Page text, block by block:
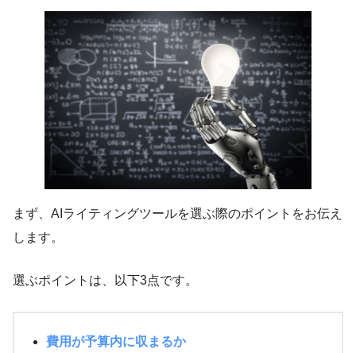
まず、AIライティングツールを選ぶ際のポイントをお伝え
します。
選ぶポイントは、以下3点です。
費用が予算内に収まるか